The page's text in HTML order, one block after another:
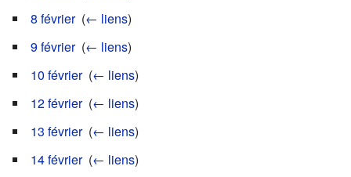
8 février‎ (← liens)
9 février‎ (← liens)
10 février‎ (← liens)
12 février‎ (← liens)
13 février‎ (← liens)
14 février‎ (← liens)